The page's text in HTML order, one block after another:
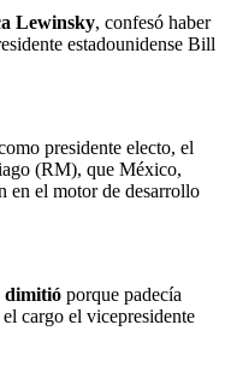
Lewinsky, confesó haber
estadounidense Bill
presidente electo, el
(RM), que México,
en el motor de desarrollo
dimitió porque padecía
cargo el vicepresidente